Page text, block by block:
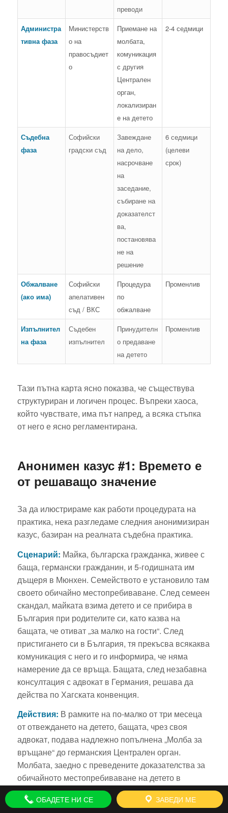
преводи
Администра
тивна фаза
Министерств
о на
правосъдиет
о
Приемане на
молбата,
комуникация
с другия
Централен
орган,
локализиран
е на детето
2-4 седмици
Съдебна
фаза
Софийски
градски съд
Завеждане
на дело,
насрочване
на
заседание,
събиране на
доказателст
ва,
постановява
не на
решение
6 седмици
(целеви
срок)
Обжалване
(ако има)
Софийски
апелативен
съд / ВКС
Процедура
по
обжалване
Променлив
Изпълнител
на фаза
Съдебен
изпълнител
Принудителн
о предаване
на детето
Променлив
Тази пътна карта ясно показва, че съществува
структуриран и логичен процес. Въпреки хаоса,
който чувствате, има път напред, а всяка стъпка
от него е ясно регламентирана.
Анонимен казус #1: Времето е
от решаващо значение
За да илюстрираме как работи процедурата на
практика, нека разгледаме следния анонимизиран
казус, базиран на реалната съдебна практика.
Сценарий: Майка, българска гражданка, живее с
баща, германски гражданин, и 5-годишната им
дъщеря в Мюнхен. Семейството е установило там
своето обичайно местопребиваване. След семеен
скандал, майката взима детето и се прибира в
България при родителите си, като казва на
бащата, че отиват „за малко на гости“. След
пристигането си в България, тя прекъсва всякаква
комуникация с него и го информира, че няма
намерение да се връща. Бащата, след незабавна
консултация с адвокат в Германия, решава да
действа по Хагската конвенция.
Действия: В рамките на по-малко от три месеца
от отвеждането на детето, бащата, чрез своя
адвокат, подава надлежно попълнена „Молба за
връщане“ до германския Централен орган.
Молбата, заедно с преведените доказателства за
обичайното местопребиваване на детето в
Мюнхен, пристига в българското Министерство на
правосъдието. След локализиране на майката и
ОБАДЕТЕ НИ СЕ ЗАВЕДИ МЕ